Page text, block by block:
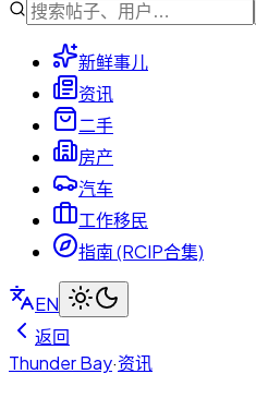
新鲜事儿
资讯
二手
房产
汽车
工作移民
指南 (RCIP合集)
EN
返回
Thunder Bay·资讯